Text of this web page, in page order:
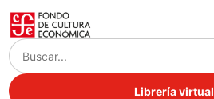
Librería virtual